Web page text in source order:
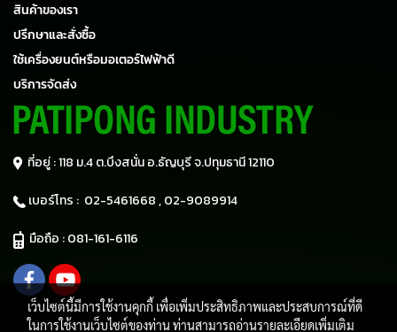
สินค้าของเรา
ปรึกษาและสั่งซื้อ
ใช้เครื่องยนต์หรือมอเตอร์ไฟฟ้าดี
บริการจัดส่ง
ที่อยู่ : 118 ม.4 ต.บึงสนั่น อ.ธัญบุรีจ.ปทุมธานี 12110
เบอร์โทร : 02-5461668 ,02-9089914
มือถือ :081-161-6116
เว็บไซต์นี้มีการใช้งานคุกกี้ เพื่อเพิ่มประสิทธิภาพและประสบการณ์ที่ดี
ในการใช้งานเว็บไซต์ของท่าน ท่านสามารถอ่านรายละเอียดเพิ่มเติม